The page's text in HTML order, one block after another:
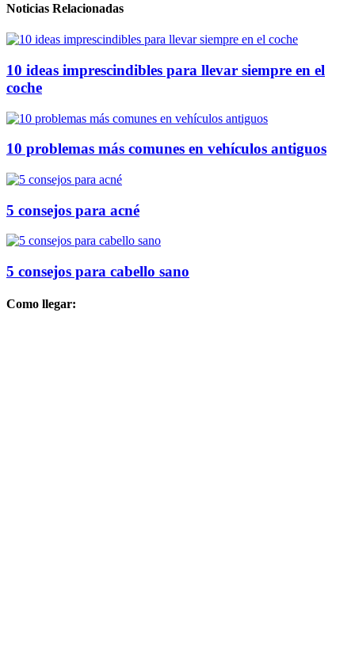
Noticias Relacionadas
10 ideas imprescindibles para llevar siempre en el
coche
10 problemas más comunes en vehículos antiguos
5 consejos para acné
5 consejos para cabello sano
Como llegar: